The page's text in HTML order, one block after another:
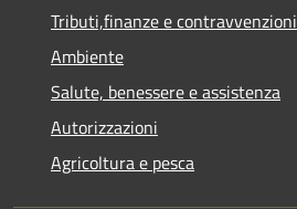
Tributi,finanze e contravvenzioni
Ambiente
Salute, benessere e assistenza
Autorizzazioni
Agricoltura e pesca